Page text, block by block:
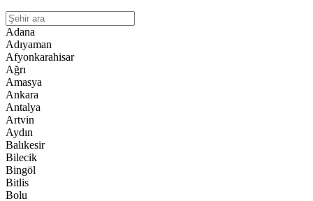
Adana
Adıyaman
Afyonkarahisar
Ağrı
Amasya
Ankara
Antalya
Artvin
Aydın
Balıkesir
Bilecik
Bingöl
Bitlis
Bolu